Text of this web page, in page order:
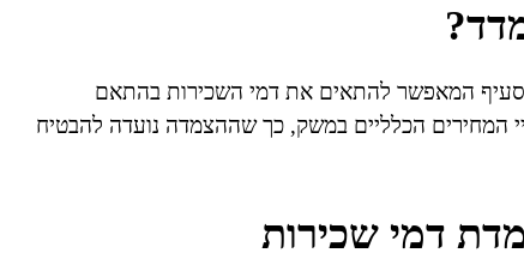
סעיף המאפשר להתאים את דמי השכירות בהתאם
המחירים הכלליים במשק, כך שההצמדה נועדה להבטיח
דמי שכירות